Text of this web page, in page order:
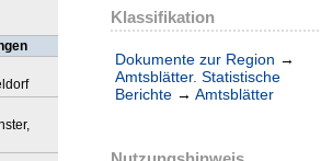
Klassifikation
Dokumente zur Region →
Amtsblätter. Statistische
Berichte → Amtsblätter